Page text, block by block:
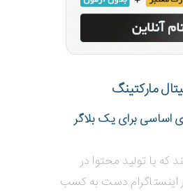
مارکتینگ
اساسی برای یک بلاگر
که با تولید محتوا در
اینستاگرام دست به کسب